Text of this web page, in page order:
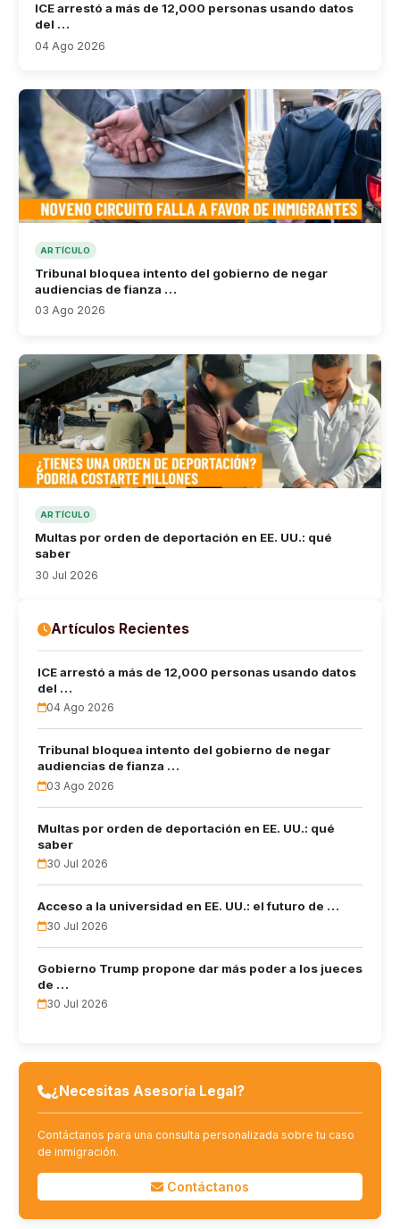
ICE arrestó a más de 12,000 personas usando datos
del …
04 Ago 2026
ARTÍCULO
Tribunal bloquea intento del gobierno de negar
audiencias de fianza …
03 Ago 2026
ARTÍCULO
Multas por orden de deportación en EE. UU.: qué
saber
30 Jul 2026
Artículos Recientes
ICE arrestó a más de 12,000 personas usando datos
del …
04 Ago 2026
Tribunal bloquea intento del gobierno de negar
audiencias de fianza …
03 Ago 2026
Multas por orden de deportación en EE. UU.: qué
saber
30 Jul 2026
Acceso a la universidad en EE. UU.: el futuro de …
30 Jul 2026
Gobierno Trump propone dar más poder a los jueces
de …
30 Jul 2026
¿Necesitas Asesoría Legal?
Contáctanos para una consulta personalizada sobre tu caso
de inmigración.
Contáctanos